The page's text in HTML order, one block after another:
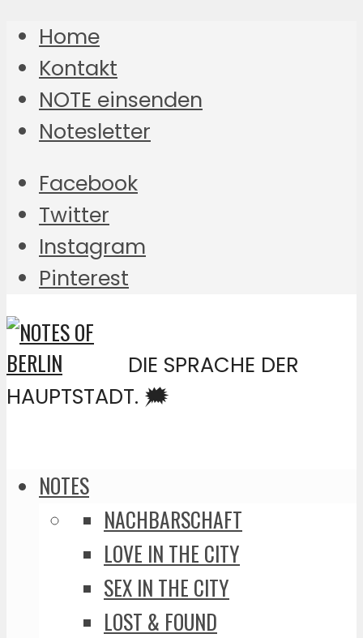
Home
Kontakt
NOTE einsenden
Notesletter
Facebook
Twitter
Instagram
Pinterest
DIE SPRACHE DER
HAUPTSTADT. 🗯️
NOTES
NACHBARSCHAFT
LOVE IN THE CITY
SEX IN THE CITY
LOST & FOUND